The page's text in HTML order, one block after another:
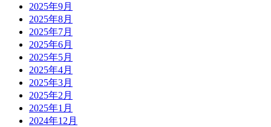
2025年9月
2025年8月
2025年7月
2025年6月
2025年5月
2025年4月
2025年3月
2025年2月
2025年1月
2024年12月